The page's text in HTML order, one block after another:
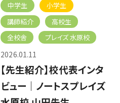
中学生
小学生
講師紹介
高校生
全校舎
プレイズ 水原校
2026.01.11
【先生紹介】校代表インタ
ビュー｜ノートスプレイズ